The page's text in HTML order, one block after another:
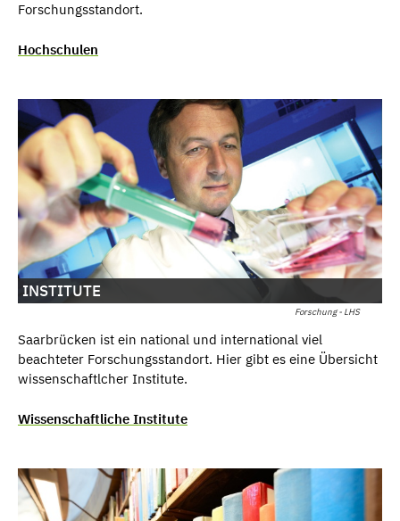
Forschungsstandort.
Hochschulen
Forschung - LHS
INSTITUTE
Saarbrücken ist ein national und international viel
beachteter Forschungsstandort. Hier gibt es eine Übersicht
wissenschaftlcher Institute.
Wissenschaftliche Institute